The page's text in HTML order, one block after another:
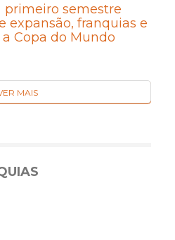
semestre
expansão, franquias e
Copa do Mundo
MAIS